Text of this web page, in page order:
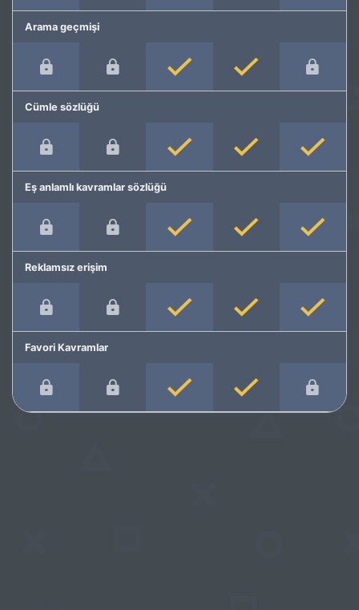
Arama geçmişi
Cümle sözlüğü
Eş anlamlı kavramlar sözlüğü
Reklamsız erişim
Favori Kavramlar